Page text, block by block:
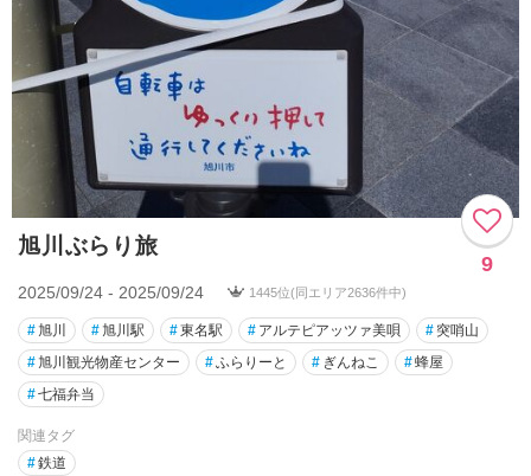
旭川ぶらり旅
9
2025/09/24 - 2025/09/24 1445位(同エリア2636件中)
#旭川 #旭川駅 #東名駅 # アルテピアッツァ美唄 # 突哨山
#旭川観光物産センター #ふらりーと # ぎんねこ #蜂屋
#七福弁当
関連タグ
#鉄道